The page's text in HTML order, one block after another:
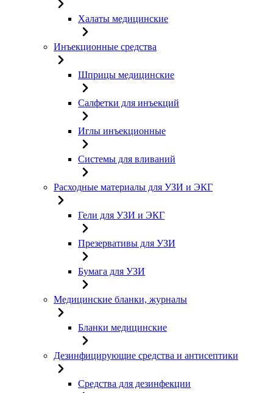
Халаты медицинские
Инъекционные средства
Шприцы медицинские
Салфетки для инъекций
Иглы инъекционные
Системы для вливаний
Расходные материалы для УЗИ и ЭКГ
Гели для УЗИ и ЭКГ
Презервативы для УЗИ
Бумага для УЗИ
Медицинские бланки, журналы
Бланки медицинские
Дезинфицирующие средства и антисептики
Средства для дезинфекции